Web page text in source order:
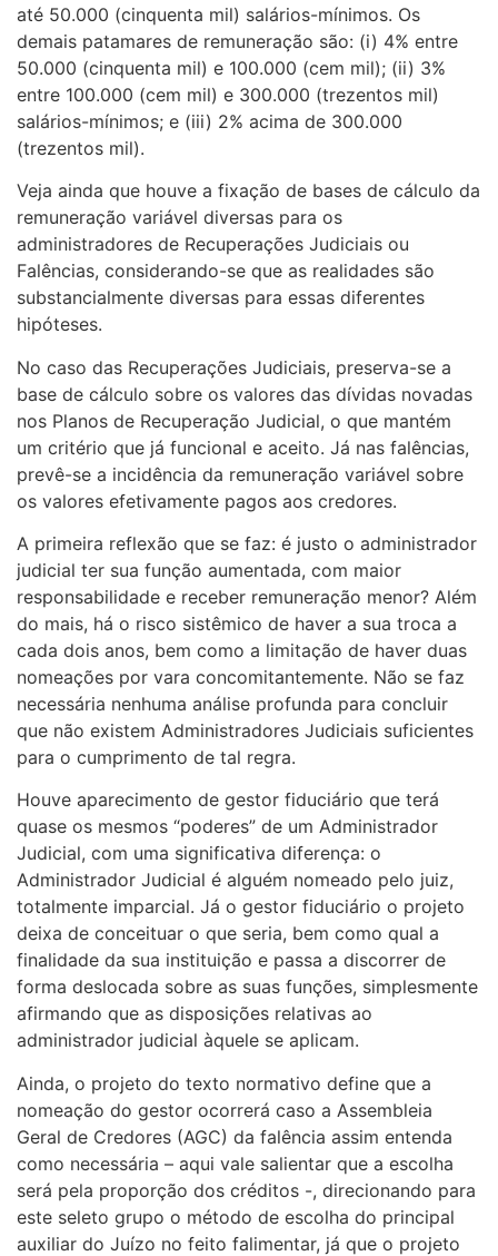
até 50.000 (cinquenta mil) salários-mínimos. Os
demais patamares de remuneração são: (i) 4% entre
50.000 (cinquenta mil) e 100.000 (cem mil); (ii) 3%
entre 100.000 (cem mil) e 300.000 (trezentos mil)
salários-mínimos; e (iii) 2% acima de 300.000
(trezentos mil).
Veja ainda que houve a fixação de bases de cálculo da
remuneração variável diversas para os
administradores de Recuperações Judiciais ou
Falências, considerando-se que as realidades são
substancialmente diversas para essas diferentes
hipóteses.
No caso das Recuperações Judiciais, preserva-se a
base de cálculo sobre os valores das dívidas novadas
nos Planos de Recuperação Judicial, o que mantém
um critério que já funcional e aceito. Já nas falências,
prevê-se a incidência da remuneração variável sobre
os valores efetivamente pagos aos credores.
A primeira reflexão que se faz: é justo o administrador
judicial ter sua função aumentada, com maior
responsabilidade e receber remuneração menor? Além
do mais, há o risco sistêmico de haver a sua troca a
cada dois anos, bem como a limitação de haver duas
nomeações por vara concomitantemente. Não se faz
necessária nenhuma análise profunda para concluir
que não existem Administradores Judiciais suficientes
para o cumprimento de tal regra.
Houve aparecimento de gestor fiduciário que terá
quase os mesmos “poderes” de um Administrador
Judicial, com uma significativa diferença: o
Administrador Judicial é alguém nomeado pelo juiz,
totalmente imparcial. Já o gestor fiduciário o projeto
deixa de conceituar o que seria, bem como qual a
finalidade da sua instituição e passa a discorrer de
forma deslocada sobre as suas funções, simplesmente
afirmando que as disposições relativas ao
administrador judicial àquele se aplicam.
Ainda, o projeto do texto normativo define que a
nomeação do gestor ocorrerá caso a Assembleia
Geral de Credores (AGC) da falência assim entenda
como necessária – aqui vale salientar que a escolha
será pela proporção dos créditos -, direcionando para
este seleto grupo o método de escolha do principal
auxiliar do Juízo no feito falimentar, já que o projeto